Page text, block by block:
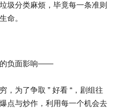
圾分类麻烦，毕竟每一条准则
命。
的负面影响——
，为了争取 ” 好看 “，剧组往
点与炒作，利用每一个机会去